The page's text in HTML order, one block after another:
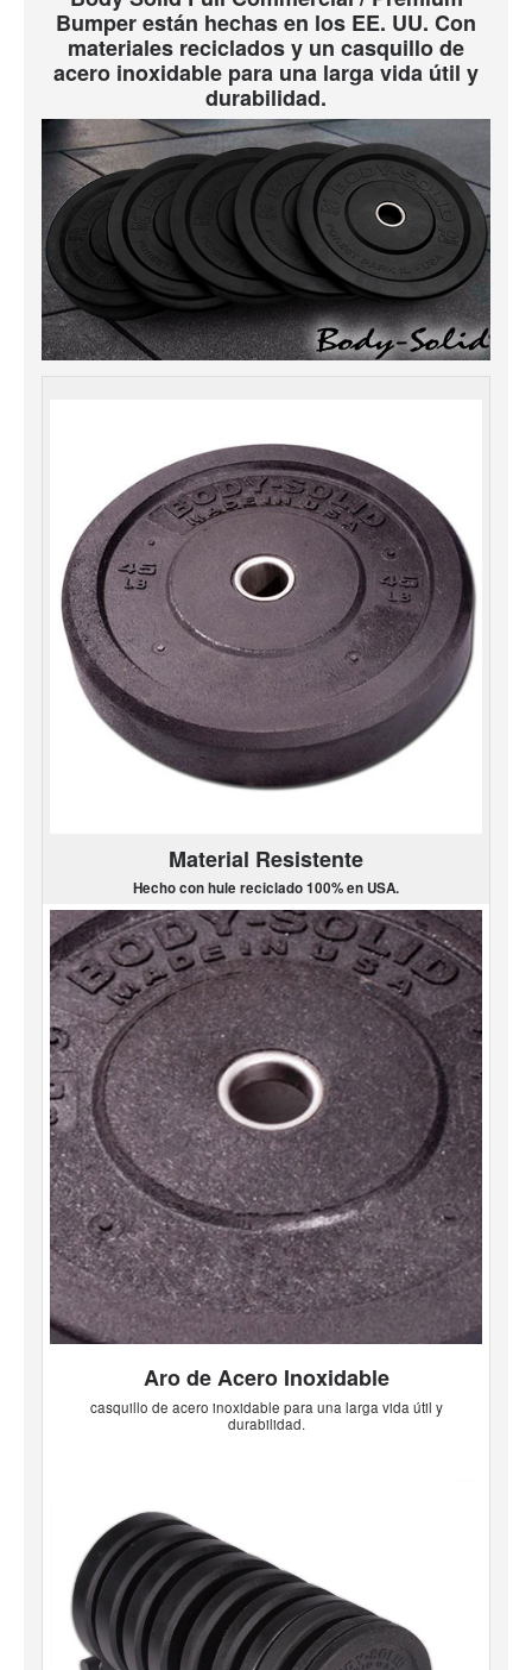
Bumper están hechas en los EE. UU. Con
materiales reciclados y un casquillo de
acero inoxidable para una larga vida útil y
durabilidad.
Material Resistente
Hecho con hule reciclado 100% en USA.
Aro de Acero Inoxidable
casquillo de acero inoxidable para una larga vida útil y
durabilidad.